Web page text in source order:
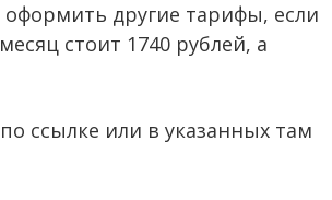
другие тарифы, если
стоит 1740 рублей, а
ссылке или в указанных там